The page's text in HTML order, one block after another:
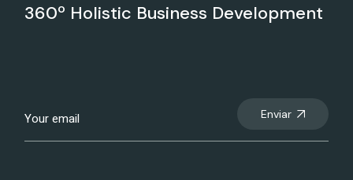
360º Holistic Business Development
Enviar